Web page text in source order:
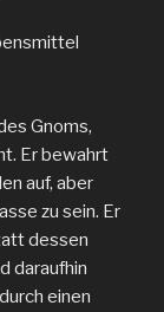
Gnoms,
Er bewahrt
auf, aber
zu sein. Er
dessen
daraufhin
einen